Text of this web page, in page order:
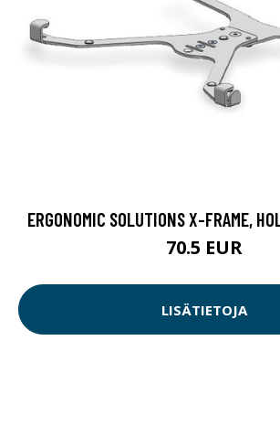
ERGONOMIC SOLUTIONS X-FRAME,
70.5 EUR
LISÄTIETOJA